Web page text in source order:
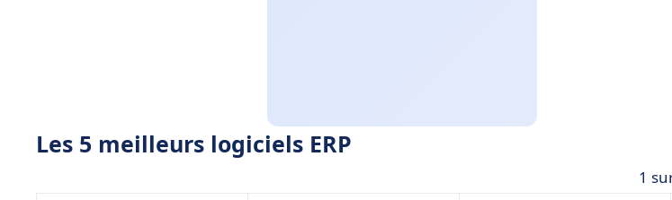
Les 5 meilleurs logiciels ERP
1